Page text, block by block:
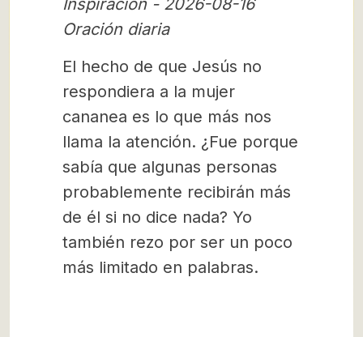
Inspiración - 2026-08-16
Oración diaria
El hecho de que Jesús no
respondiera a la mujer
cananea es lo que más nos
llama la atención. ¿Fue porque
sabía que algunas personas
probablemente recibirán más
de él si no dice nada? Yo
también rezo por ser un poco
más limitado en palabras.